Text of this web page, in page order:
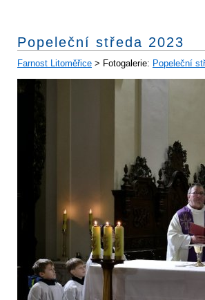
Popeleční středa 2023
Farnost Litoměřice > Fotogalerie: Popeleční